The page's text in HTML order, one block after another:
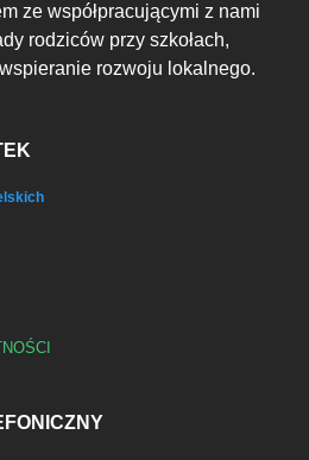
ze współpracującymi z nami
rodziców przy szkołach,
rozwoju lokalnego.